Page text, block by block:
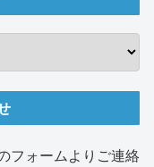
フォームよりご連絡